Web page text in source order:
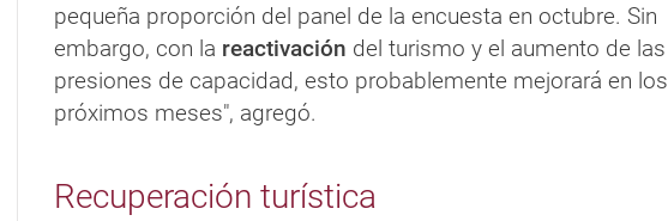
pequeña proporción del panel de la encuesta en octubre. Sin
embargo, con la reactivación del turismo y el aumento de las
presiones de capacidad, esto probablemente mejorará en los
próximos meses", agregó.
Recuperación turística